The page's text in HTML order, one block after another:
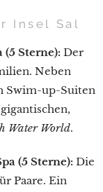
Insel Sal
(5 Sterne): Der
Neben
Swim-up-Suiten
Water World.
(5 Sterne): Die
Paare. Ein